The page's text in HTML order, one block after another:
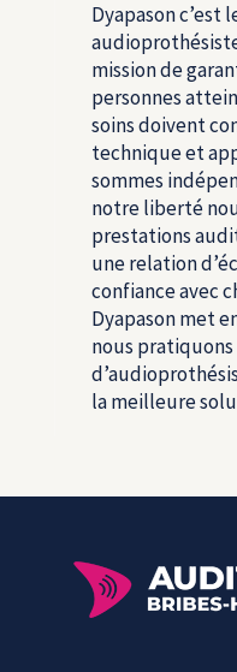
Dyapason c’est
mission de
personnes
soins doivent
technique et
sommes
notre liberté
prestations
une relation
confiance avec
Dyapason met
nous
la meilleure